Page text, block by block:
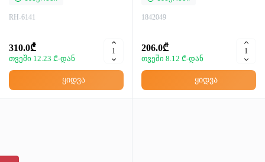
RH-6141
310.0₾
თვეში 12.23 ₾-დან
ყიდვა
1842049
206.0₾
თვეში 8.12 ₾-დან
ყიდვა